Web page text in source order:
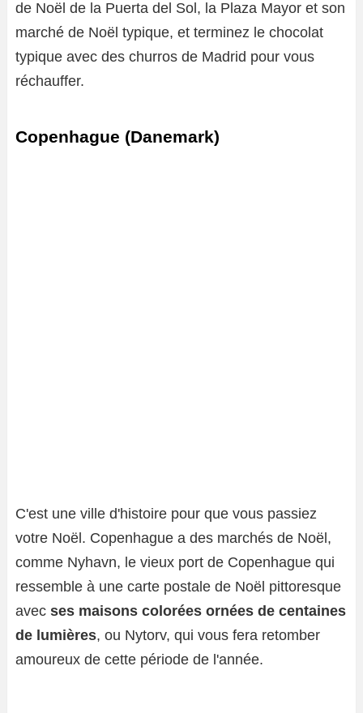
de Noël de la Puerta del Sol, la Plaza Mayor et son
marché de Noël typique, et terminez le chocolat
typique avec des churros de Madrid pour vous
réchauffer.
Copenhague (Danemark)
C'est une ville d'histoire pour que vous passiez
votre Noël. Copenhague a des marchés de Noël,
comme Nyhavn, le vieux port de Copenhague qui
ressemble à une carte postale de Noël pittoresque
avec ses maisons colorées ornées de centaines
de lumières, ou Nytorv, qui vous fera retomber
amoureux de cette période de l'année.